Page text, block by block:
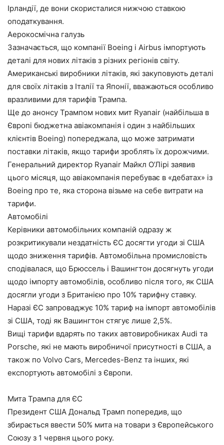
Ірландії, де вони скористалися нижчою ставкою
оподаткування.
Аерокосмічна галузь
Зазначається, що компанії Boeing і Airbus імпортують
деталі для нових літаків з різних регіонів світу.
Американські виробники літаків, які закуповують деталі
для своїх літаків з Італії та Японії, вважаються особливо
вразливими для тарифів Трампа.
Ще до анонсу Трампом нових мит Ryanair (найбільша в
Європі бюджетна авіакомпанія і один з найбільших
клієнтів Boeing) попереджала, що може затримати
поставки літаків, якщо тарифи зроблять їх дорожчими.
Генеральний директор Ryanair Майкл О’Лірі заявив
цього місяця, що авіакомпанія перебуває в «дебатах» із
Boeing про те, яка сторона візьме на себе витрати на
тарифи.
Автомобілі
Керівники автомобільних компаній одразу ж
розкритикували нездатність ЄС досягти угоди зі США
щодо зниження тарифів. Автомобільна промисловість
сподівалася, що Брюссель і Вашингтон досягнуть угоди
щодо імпорту автомобілів, особливо після того, як США
досягли угоди з Британією про 10% тарифну ставку.
Наразі ЄС запроваджує 10% тариф на імпорт автомобілів
зі США, тоді як Вашингтон стягує лише 2,5%.
Вищі тарифи вдарять по таких автовиробниках Audi та
Porsche, які не мають виробничої присутності в США, а
також по Volvo Cars, Mercedes-Benz та інших, які
експортують автомобілі з Європи.
Мита Трампа для ЄС
Президент США Дональд Трамп попередив, що
збирається ввести 50% мита на товари з Європейського
Союзу з 1 червня цього року.